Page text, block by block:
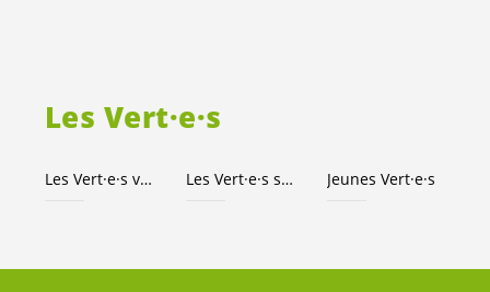
Les Vert·e·s
Les Vert·e·s vaudois·es Les Vert·e·s suisses Jeunes Vert·e·s